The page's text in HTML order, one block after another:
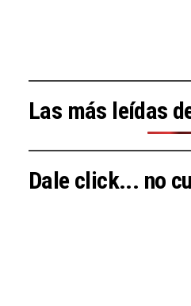
Las más leídas
Dale click... no